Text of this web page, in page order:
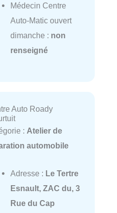
Médecin Centre
Auto-Matic ouvert
dimanche : non
renseigné
Auto Roady
: Atelier de
automobile
Adresse : Le Tertre
Esnault, ZAC du, 3
Rue du Cap